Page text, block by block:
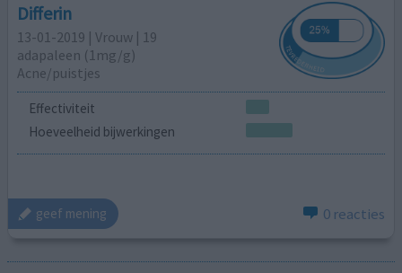
Differin
13-01-2019 | Vrouw | 19
adapaleen (1mg/g)
Acne/puistjes
Effectiviteit
Hoeveelheid bijwerkingen
geef mening 0 reacties